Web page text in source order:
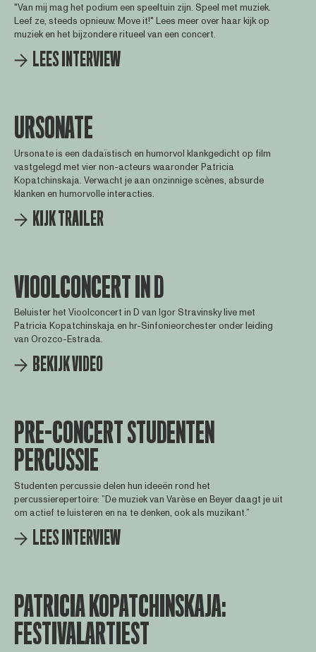
"Van mij mag het podium een speeltuin zijn. Speel met muziek.
Leef ze, steeds opnieuw. Move it!" Lees meer over haar kijk op
muziek en het bijzondere ritueel van een concert.
LEES INTERVIEW
URSONATE
Ursonate is een dadaïstisch en humorvol klankgedicht op film
vastgelegd met vier non-acteurs waaronder Patricia
Kopatchinskaja. Verwacht je aan onzinnige scènes, absurde
klanken en humorvolle interacties.
KIJK TRAILER
VIOOLCONCERT IN D
Beluister het Vioolconcert in D van Igor Stravinsky live met
Patricia Kopatchinskaja en hr-Sinfonieorchester onder leiding
van Orozco-Estrada.
BEKIJK VIDEO
PRE-CONCERT STUDENTEN
PERCUSSIE
Studenten percussie delen hun ideeën rond het
percussierepertoire: ”De muziek van Varèse en Beyer daagt je uit
om actief te luisteren en na te denken, ook als muzikant.”
LEES INTERVIEW
PATRICIA KOPATCHINSKAJA:
FESTIVALARTIEST